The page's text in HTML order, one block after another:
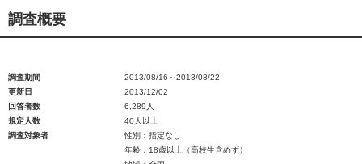
調査概要
調査期間
2013/08/16～2013/08/22
更新日
2013/12/02
回答者数
6,289人
規定人数
40人以上
調査対象者
性別：指定なし
年齢：18歳以上（高校生含めず）